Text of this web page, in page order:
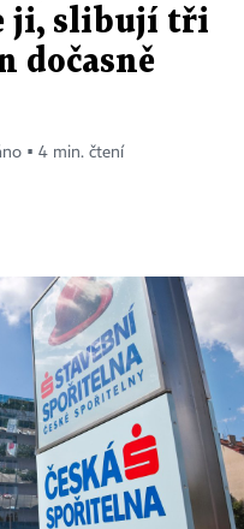
ji, slibují tři
dočasně
▪ 4 min. čtení